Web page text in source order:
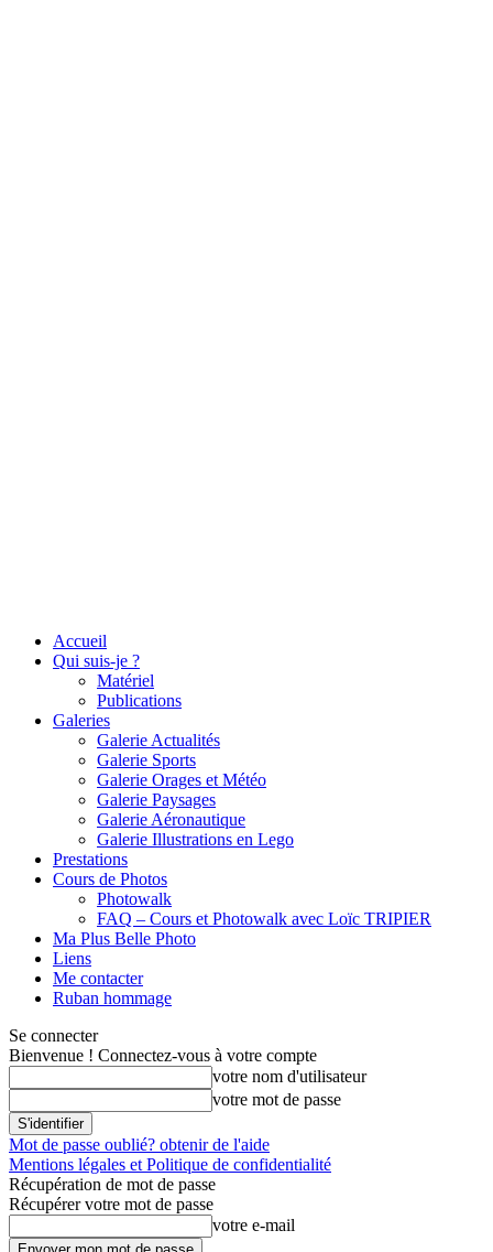
Accueil
Qui suis-je ?
Matériel
Publications
Galeries
Galerie Actualités
Galerie Sports
Galerie Orages et Météo
Galerie Paysages
Galerie Aéronautique
Galerie Illustrations en Lego
Prestations
Cours de Photos
Photowalk
FAQ – Cours et Photowalk avec Loïc TRIPIER
Ma Plus Belle Photo
Liens
Me contacter
Ruban hommage
Se connecter
Bienvenue ! Connectez-vous à votre compte
votre nom d'utilisateur
votre mot de passe
Mot de passe oublié? obtenir de l'aide
Mentions légales et Politique de confidentialité
Récupération de mot de passe
Récupérer votre mot de passe
votre e-mail